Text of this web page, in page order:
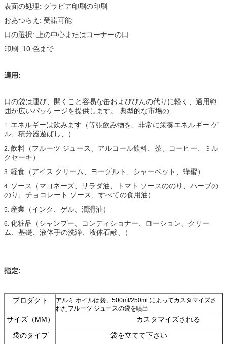
表面の処理: グラビア印刷の印刷
おあつらえ: 受諾可能
口の選択: 上の中心またはコーナーの口
印刷: 10 色まで
適用:
口の袋は運び、開くこと容易な缶およびびんの代りに軽く、適用範
囲が広いパッケージを提供します。 典型的な市場の:
1. エネルギーは飲みます（等張飲み物を、非常に栄養エネルギー ゲ
ル、積分器遊ばし、）
2. 飲料（フルーツ ジュース、アルコール飲料、茶、コーヒー、ミル
クセーキ）
3. 軽食（アイス クリーム、ヨーグルト、シャーベット、蜂蜜）
4. ソース（マヨネーズ、サラダ油、トマト ソースののり、ハーブの
のり、チョコレート ソース、すべての食用油）
5. 産業（インク、ゲル、潤滑油）
6. 化粧品（シャンプー、コンディショナー、ローション、クリー
ム、基礎、液体手の洗浄、液体石鹸、）
指定:
プロダクト
アルミ ホイルは袋、500ml/250ml によってカスタマイズさ
れたフルーツ ジュースの袋を噴出
サイズ（MM）
カスタマイズされる
袋のタイプ
袋を立てて下さい